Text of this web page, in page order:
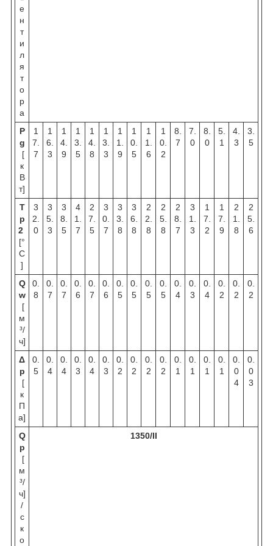
е
н
т
и
л
я
т
о
р
а
P
g
[
к
В
т]
1
7.
7
1
6.
3
1
4.
9
1
3.
5
1
4.
8
1
3.
3
1
1.
9
1
0.
5
1
1.
6
1
0.
2
8.
7
7.
0
8.
0
5.
1
4.
3
3.
5
T
p
2
[°
C
]
3
2.
0
3
5.
3
3
8.
5
4
1.
7
2
7.
5
3
0.
7
3
3.
8
3
6.
8
2
2.
8
2
5.
8
2
8.
7
3
1.
3
1
7.
2
1
7.
9
2
1.
8
2
5.
6
Q
w
[
м
³/
ч]
0.
8
0.
7
0.
7
0.
6
0.
7
0.
6
0.
5
0.
5
0.
5
0.
5
0.
4
0.
3
0.
4
0.
2
0.
2
0.
2
Δ
p
[
к
П
а]
0.
5
0.
4
0.
4
0.
3
0.
4
0.
3
0.
2
0.
2
0.
2
0.
2
0.
1
0.
1
0.
1
0.
1
0.
0
4
0.
0
3
Q
p
[
м
³/
ч]
/
с
к
о
1350/II